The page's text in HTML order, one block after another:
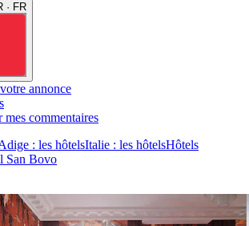
· FR
annonce
mes commentaires
: les hôtelsItalie : les hôtelsHôtels
San Bovo